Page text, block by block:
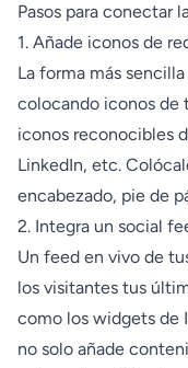
Pasos para conectar
1. Añade iconos de
La forma más
colocando iconos de
iconos reconocibles
LinkedIn, etc.
encabezado, pie de
2. Integra un social
Un feed en vivo de
los visitantes tus
como los widgets de
no solo añade